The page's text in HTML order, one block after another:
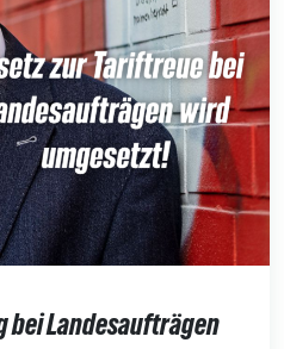
bei Landesaufträgen